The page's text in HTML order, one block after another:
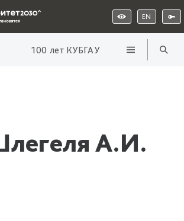
EN
100 лет КУБГАУ
А.И.